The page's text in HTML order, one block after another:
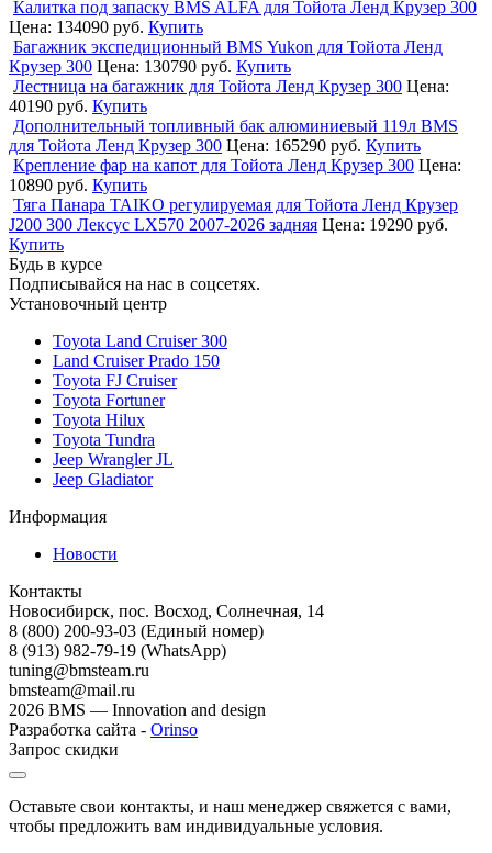
Калитка под запаску BMS ALFA для Тойота Ленд Крузер 300
Цена: 134090 руб. Купить
Багажник экспедиционный BMS Yukon для Тойота Ленд
Крузер 300 Цена: 130790 руб. Купить
Лестница на багажник для Тойота Ленд Крузер 300 Цена:
40190 руб. Купить
Дополнительный топливный бак алюминиевый 119л BMS
для Тойота Ленд Крузер 300 Цена: 165290 руб. Купить
Крепление фар на капот для Тойота Ленд Крузер 300 Цена:
10890 руб. Купить
Тяга Панара TAIKO регулируемая для Тойота Ленд Крузер
J200 300 Лексус LX570 2007-2026 задняя Цена: 19290 руб.
Купить
Будь в курсе
Подписывайся на нас в соцсетях.
Установочный центр
Toyota Land Cruiser 300
Land Cruiser Prado 150
Toyota FJ Cruiser
Toyota Fortuner
Toyota Hilux
Toyota Tundra
Jeep Wrangler JL
Jeep Gladiator
Информация
Новости
Контакты
Новосибирск, пос. Восход, Солнечная, 14
8 (800) 200-93-03 (Единый номер)
8 (913) 982-79-19 (WhatsApp)
tuning@bmsteam.ru
bmsteam@mail.ru
2026 BMS — Innovation and design
Разработка сайта - Orinso
Запрос скидки
Оставьте свои контакты, и наш менеджер свяжется с вами,
чтобы предложить вам индивидуальные условия.